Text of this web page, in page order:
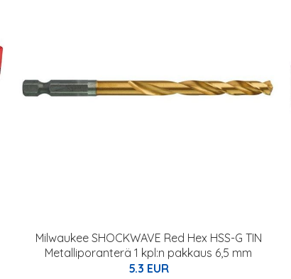
Milwaukee SHOCKWAVE Red Hex HSS-G TIN
Metalliporanterä 1 kpl:n pakkaus 6,5 mm
5.3 EUR